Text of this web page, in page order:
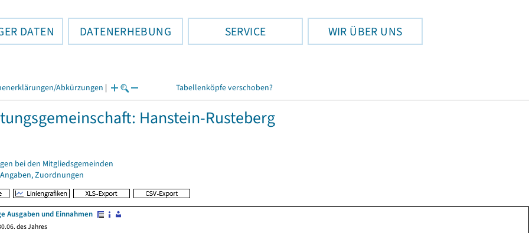
DATEN DATENERHEBUNG SERVICE WIR ÜBER UNS
Abkürzungen | Tabellenköpfe verschoben?
Hanstein-Rusteberg
bei den Mitgliedsgemeinden
Zuordnungen
Ausgaben und Einnahmen
des Jahres